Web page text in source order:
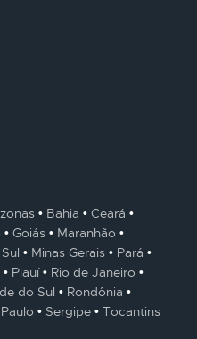
Bahia
Ceará
Goiás
Maranhão
Minas Gerais
Pará
Piauí
Rio de Janeiro
do Sul
Rondônia
Sergipe Tocantins